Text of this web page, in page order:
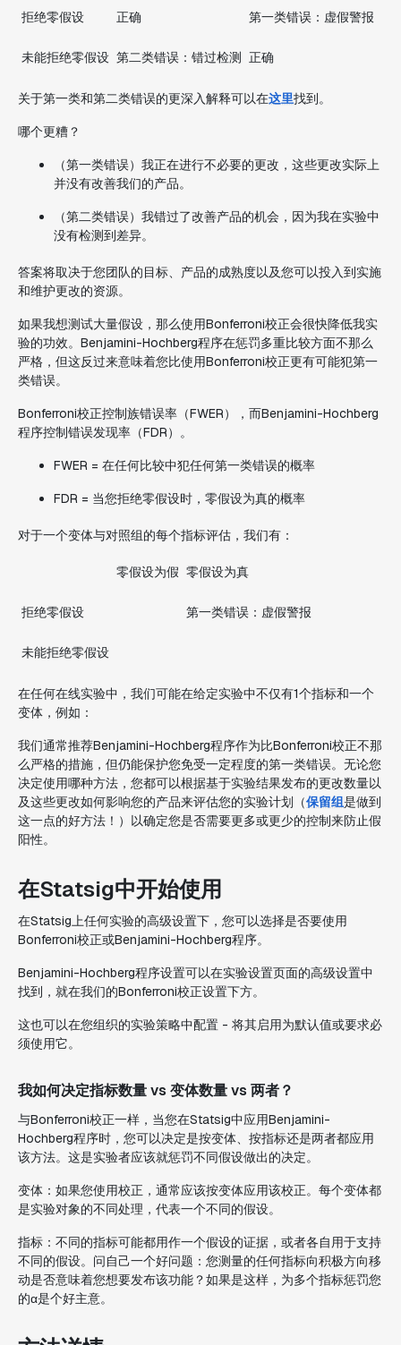
拒绝零假设 正确 第一类错误：虚假警报
未能拒绝零假设 第二类错误：错过检测 正确
关于第一类和第二类错误的更深入解释可以在这里找到。
哪个更糟？
（第一类错误）我正在进行不必要的更改，这些更改实际上
并没有改善我们的产品。
（第二类错误）我错过了改善产品的机会，因为我在实验中
没有检测到差异。
答案将取决于您团队的目标、产品的成熟度以及您可以投入到实施
和维护更改的资源。
如果我想测试大量假设，那么使用Bonferroni校正会很快降低我实
验的功效。Benjamini-Hochberg程序在惩罚多重比较方面不那么
严格，但这反过来意味着您比使用Bonferroni校正更有可能犯第一
类错误。
Bonferroni校正控制族错误率（FWER），而Benjamini-Hochberg
程序控制错误发现率（FDR）。
FWER = 在任何比较中犯任何第一类错误的概率
FDR = 当您拒绝零假设时，零假设为真的概率
对于一个变体与对照组的每个指标评估，我们有：
零假设为假 零假设为真
拒绝零假设 第一类错误：虚假警报
未能拒绝零假设
在任何在线实验中，我们可能在给定实验中不仅有1个指标和一个
变体，例如：
我们通常推荐Benjamini-Hochberg程序作为比Bonferroni校正不那
么严格的措施，但仍能保护您免受一定程度的第一类错误。无论您
决定使用哪种方法，您都可以根据基于实验结果发布的更改数量以
及这些更改如何影响您的产品来评估您的实验计划（保留组是做到
这一点的好方法！）以确定您是否需要更多或更少的控制来防止假
阳性。
在Statsig中开始使用
在Statsig上任何实验的高级设置下，您可以选择是否要使用
Bonferroni校正或Benjamini-Hochberg程序。
Benjamini-Hochberg程序设置可以在实验设置页面的高级设置中
找到，就在我们的Bonferroni校正设置下方。
这也可以在您组织的实验策略中配置 - 将其启用为默认值或要求必
须使用它。
我如何决定指标数量 vs 变体数量 vs 两者？
与Bonferroni校正一样，当您在Statsig中应用Benjamini-
Hochberg程序时，您可以决定是按变体、按指标还是两者都应用
该方法。这是实验者应该就惩罚不同假设做出的决定。
变体：如果您使用校正，通常应该按变体应用该校正。每个变体都
是实验对象的不同处理，代表一个不同的假设。
指标：不同的指标可能都用作一个假设的证据，或者各自用于支持
不同的假设。问自己一个好问题：您测量的任何指标向积极方向移
动是否意味着您想要发布该功能？如果是这样，为多个指标惩罚您
的α是个好主意。